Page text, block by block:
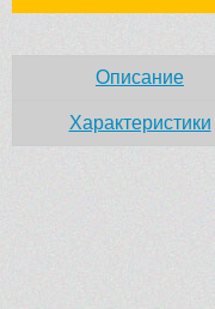
Описание
Характеристики